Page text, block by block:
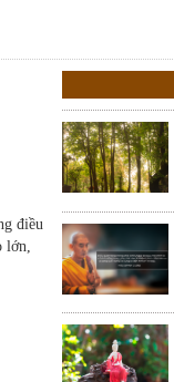
điều
lớn,